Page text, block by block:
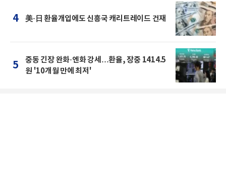
4 美·日 환율개입에도 신흥국 캐리트레이드 건재
5
중동 긴장 완화·엔화 강세…환율, 장중 1414.5
원 '10개월 만에 최저'